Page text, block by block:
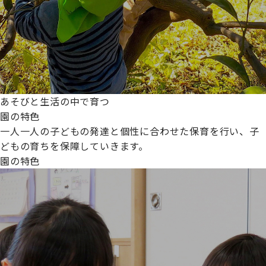
あそびと生活の中で育つ
園の特色
一人一人の子どもの発達と個性に合わせた保育を行い、子
どもの育ちを保障していきます。
園の特色